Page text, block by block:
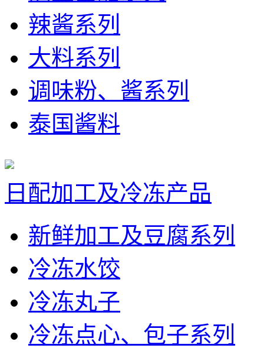
辣酱系列
大料系列
调味粉、酱系列
泰国酱料
日配加工及冷冻产品
新鲜加工及豆腐系列
冷冻水饺
冷冻丸子
冷冻点心、包子系列